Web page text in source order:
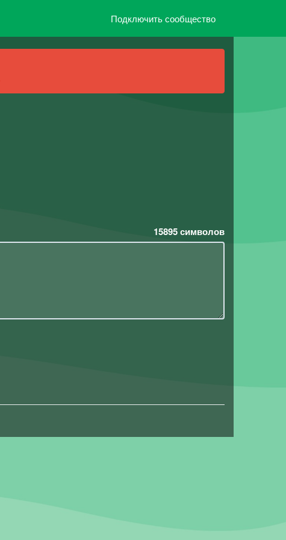
Подключить сообщество
15895символов